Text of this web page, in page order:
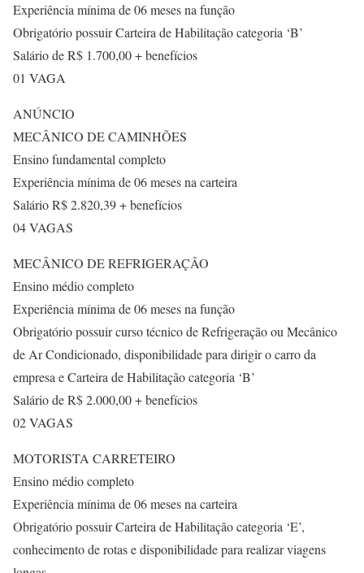
Experiência mínima de 06 meses na função
Obrigatório possuir Carteira de Habilitação categoria ‘B’
Salário de R$ 1.700,00 + benefícios
01 VAGA
ANÚNCIO
MECÂNICO DE CAMINHÕES
Ensino fundamental completo
Experiência mínima de 06 meses na carteira
Salário R$ 2.820,39 + benefícios
04 VAGAS
MECÂNICO DE REFRIGERAÇÃO
Ensino médio completo
Experiência mínima de 06 meses na função
Obrigatório possuir curso técnico de Refrigeração ou Mecânico
de Ar Condicionado, disponibilidade para dirigir o carro da
empresa e Carteira de Habilitação categoria ‘B’
Salário de R$ 2.000,00 + benefícios
02 VAGAS
MOTORISTA CARRETEIRO
Ensino médio completo
Experiência mínima de 06 meses na carteira
Obrigatório possuir Carteira de Habilitação categoria ‘E’,
conhecimento de rotas e disponibilidade para realizar viagens